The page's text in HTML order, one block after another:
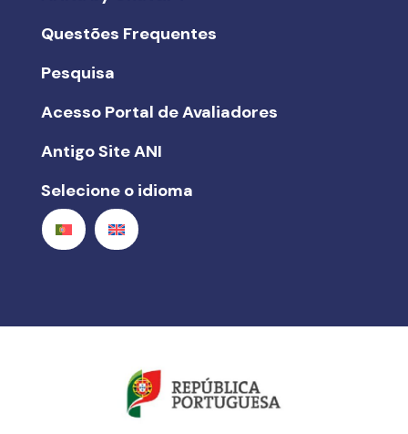
Questões Frequentes
Pesquisa
Acesso Portal de Avaliadores
Antigo Site ANI
Selecione o idioma